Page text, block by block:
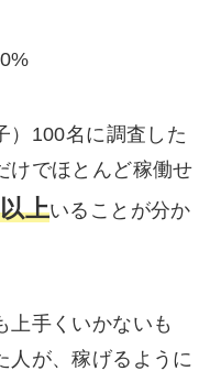
）100名に調査した
けでほとんど稼働せ
上いることが分か
上手くいかないも
人が、稼げるように